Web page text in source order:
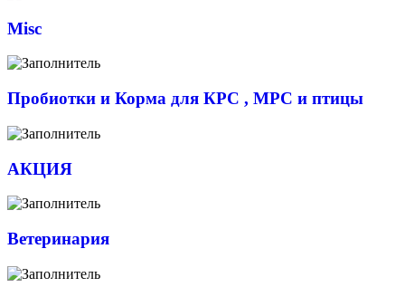
Misc
Пробиотки и Корма для КРС , МРС и птицы
АКЦИЯ
Ветеринария